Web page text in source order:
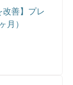
改善】プレ
月）